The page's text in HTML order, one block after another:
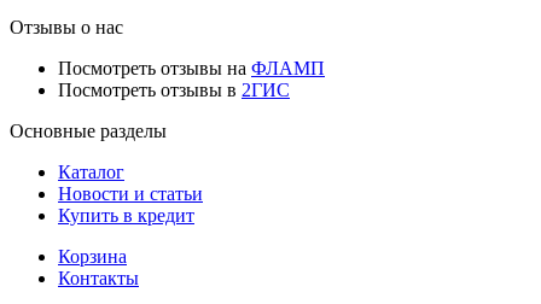
Отзывы о нас
Посмотреть отзывы на ФЛАМП
Посмотреть отзывы в 2ГИС
Основные разделы
Каталог
Новости и статьи
Купить в кредит
Корзина
Контакты